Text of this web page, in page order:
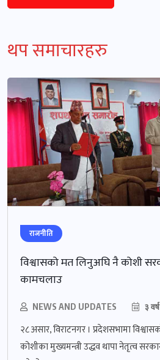
थप समाचारहरु
राजनीति
विश्वासको मत लिनुअघि नै कोशी
कामचलाउ
NEWS AND UPDATES ३
२८ असार, विराटनगर । प्रदेशसभामा
कोशीका मुख्यमन्त्री उद्धव थापा नेतृत्व